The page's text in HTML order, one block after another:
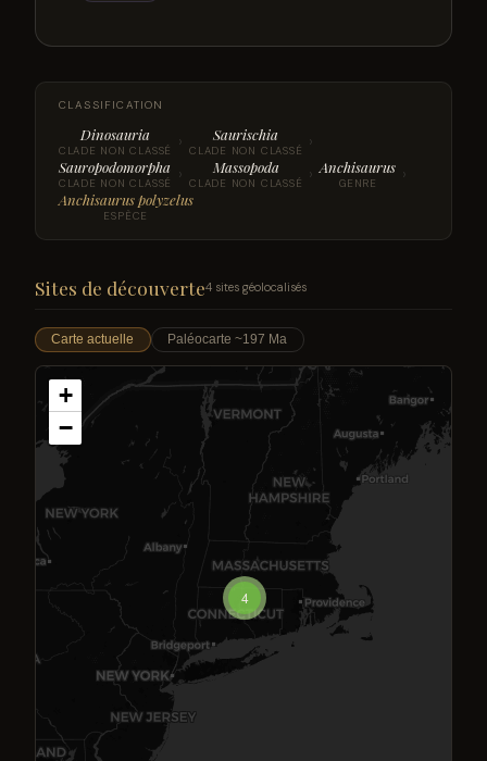
CLASSIFICATION
Dinosauria
CLADE NON CLASSÉ › Saurischia
CLADE NON CLASSÉ ›
Sauropodomorpha
CLADE NON CLASSÉ › Massopoda
CLADE NON CLASSÉ › Anchisaurus
GENRE ›
Anchisaurus polyzelus
ESPÈCE
Sites de découverte4 sites géolocalisés
Carte actuelle Paléocarte ~197 Ma
4
+
−